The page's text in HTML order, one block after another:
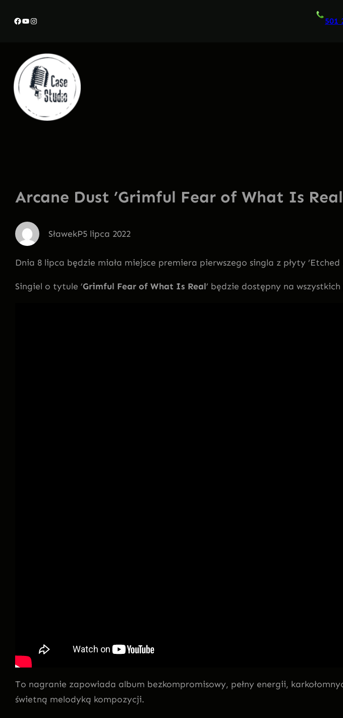
Facebook
YouTube
Instagram 501
Arcane Dust ’Grimful Fear of What Is
SławekP5 lipca 2022
Dnia 8 lipca będzie miała miejsce premiera pierwszego singla z płyty ’Etched
Singiel o tytule ’Grimful Fear of What Is Real’ będzie dostępny na
To nagranie zapowiada album bezkompromisowy, pełny energii,
świetną melodyką kompozycji.